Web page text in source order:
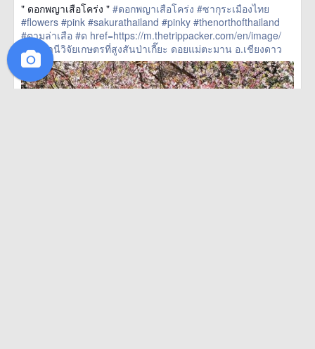
" ดอกพญาเสือโคร่ง " #ดอกพญาเสือโคร่ง #ซากุระเมืองไทย
#flowers #pink #sakurathailand #pinky #thenorthofthailand
#ตามล่าเสือ #ด href=https://m.thetrippacker.com/en/image/
สถานีวิจัยเกษตรที่สูงสันป่าเกี๊ยะดอยแม่ตะมานอ
เชียงดาว/192488> more
สถานีวิจัยเกษตรที่สูงสันป่าเกี๊ยะ ดอยแม่ตะมาน อ.เชียงดาว